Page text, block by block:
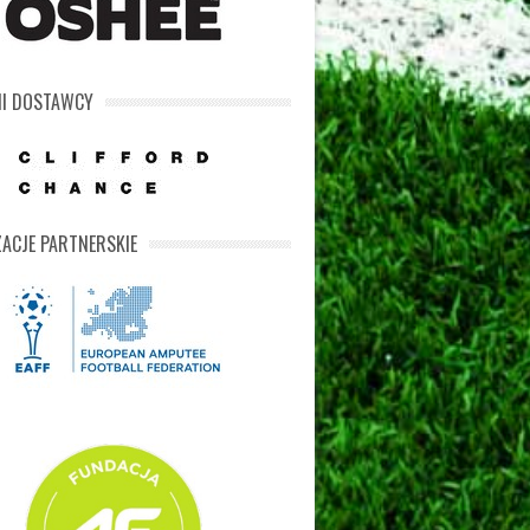
DOSTAWCY
PARTNERSKIE